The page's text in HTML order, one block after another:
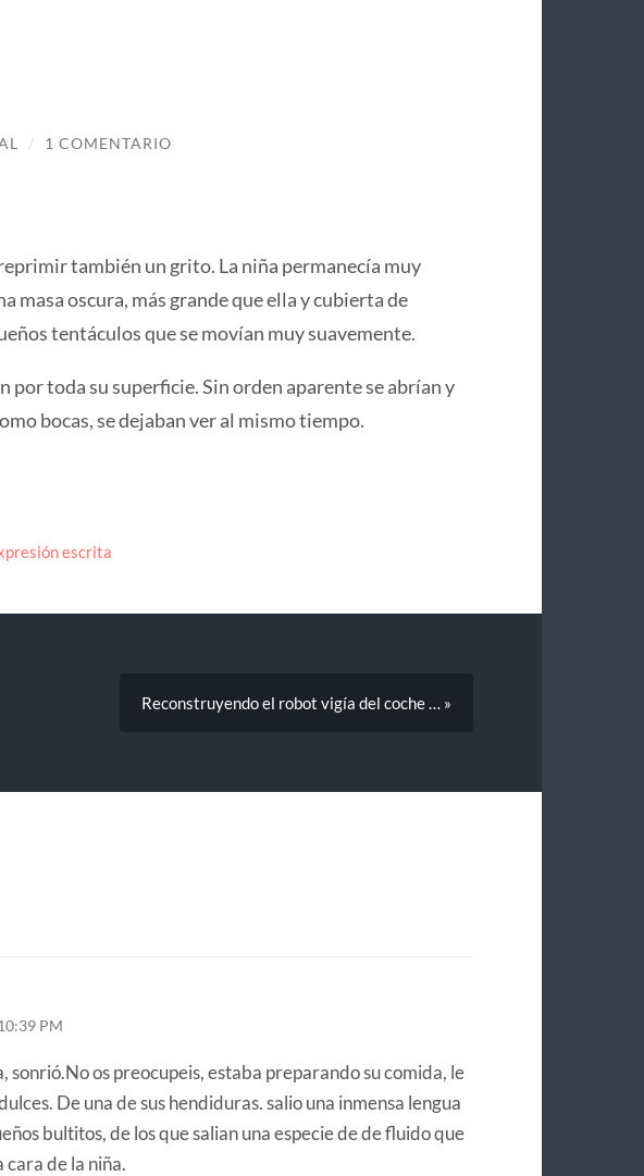
/ 1 COMENTARIO
también un grito. La niña permanecía muy
masa oscura, más grande que ella y cubierta de
tentáculos que se movían muy suavemente.
por toda su superficie. Sin orden aparente se abrían y
bocas, se dejaban ver al mismo tiempo.
escrita
Reconstruyendo el robot vigía del coche … »
PM
sonrió.No os preocupeis, estaba preparando su comida, le
De una de sus hendiduras. salio una inmensa lengua
bultitos, de los que salian una especie de de fluido que
cara de la niña.